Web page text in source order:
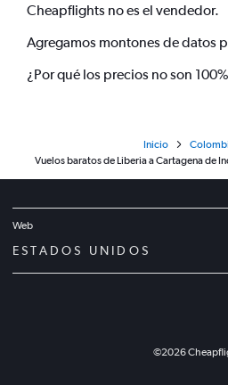
Cheapflights no es el vendedor.
Agregamos montones de datos
¿Por qué los precios no son
Inicio
Vuelos baratos de Liberia a Cartagena de
Web
ESTADOS UNIDOS
©2026